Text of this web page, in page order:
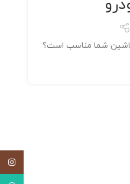
ماشین شما مناسب است؟